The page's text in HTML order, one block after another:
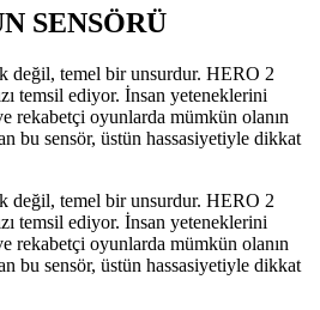
SENSÖRÜ
değil, temel bir unsurdur. HERO 2
temsil ediyor. İnsan yeteneklerini
rekabetçi oyunlarda mümkün olanın
bu sensör, üstün hassasiyetiyle dikkat
değil, temel bir unsurdur. HERO 2
temsil ediyor. İnsan yeteneklerini
rekabetçi oyunlarda mümkün olanın
bu sensör, üstün hassasiyetiyle dikkat